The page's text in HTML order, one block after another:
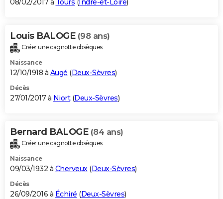
08/02/2017 à Tours (Indre-et-Loire)
Louis BALOGE (98 ans)
Créer une cagnotte obsèques
Naissance
12/10/1918 à Augé (Deux-Sèvres)
Décès
27/01/2017 à Niort(Deux-Sèvres)
Bernard BALOGE (84 ans)
Créer une cagnotte obsèques
Naissance
09/03/1932 à Cherveux(Deux-Sèvres)
Décès
26/09/2016 à Échiré (Deux-Sèvres)